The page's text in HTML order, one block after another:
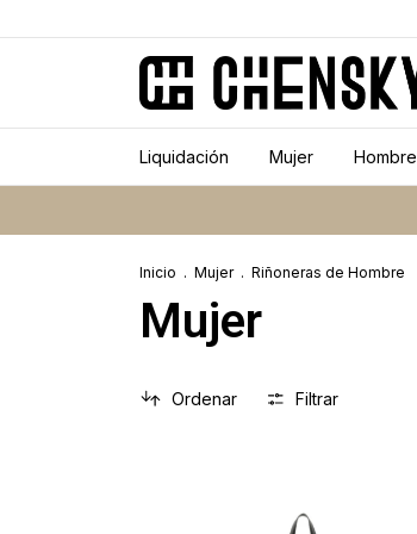
Liquidación Mujer Hombre
Inicio . Mujer . Riñoneras de Hombre
Mujer
Ordenar Filtrar